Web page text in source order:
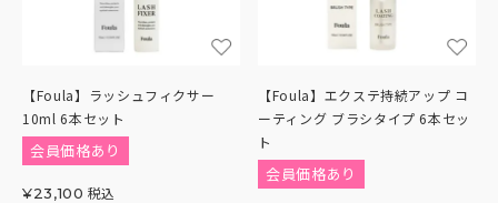
【Foula】ラッシュフィクサー
10ml 6本セット
会員価格あり
¥23,100 税込
【Foula】エクステ持続アップ コ
ーティング ブラシタイプ 6本セッ
ト
会員価格あり